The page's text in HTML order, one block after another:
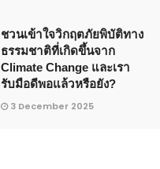
ชวนเข้าใจวิกฤตภัยพิบัติทาง
ธรรมชาติที่เกิดขึ้นจาก
Climate Change และเรา
รับมือดีพอแล้วหรือยัง?
3 December 2025